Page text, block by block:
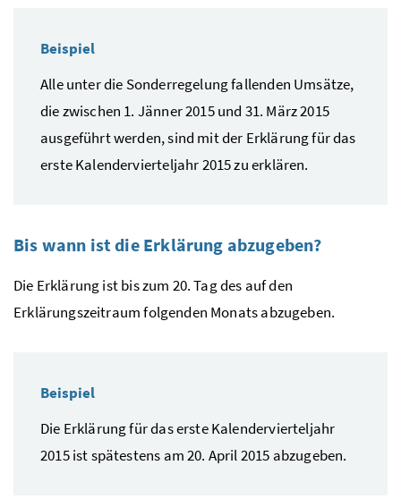
Beispiel
Alle unter die Sonderregelung fallenden Umsätze,
die zwischen 1. Jänner 2015 und 31. März 2015
ausgeführt werden, sind mit der Erklärung für das
erste Kalendervierteljahr 2015 zu erklären.
Bis wann ist die Erklärung abzugeben?
Die Erklärung ist bis zum 20. Tag des auf den
Erklärungszeitraum folgenden Monats abzugeben.
Beispiel
Die Erklärung für das erste Kalendervierteljahr
2015 ist spätestens am 20. April 2015 abzugeben.